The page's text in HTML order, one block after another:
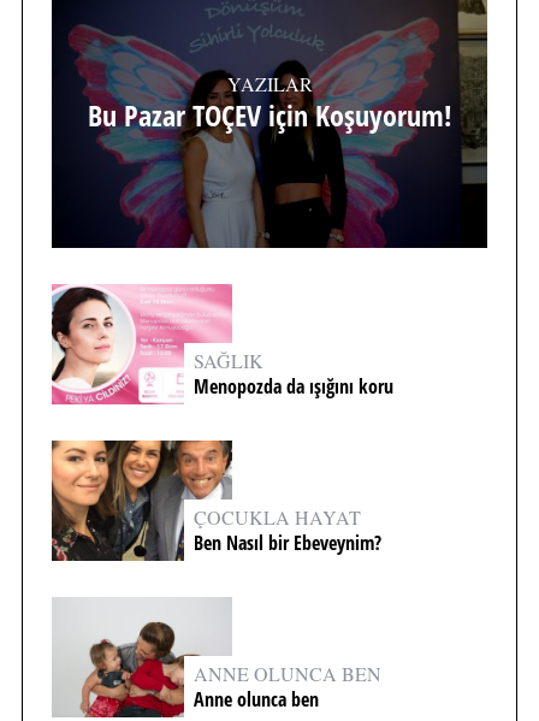
YAZILAR
Bu Pazar TOÇEV için Koşuyorum!
SAĞLIK
Menopozda da ışığını koru
ÇOCUKLA HAYAT
Ben Nasıl bir Ebeveynim?
ANNE OLUNCA BEN
Anne olunca ben